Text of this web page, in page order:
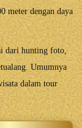
meter dengan daya
dari hunting foto,
Umumnya
dalam tour